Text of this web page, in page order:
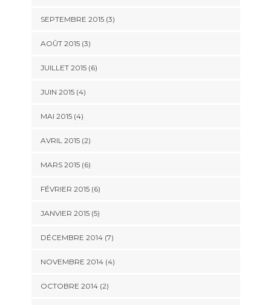
SEPTEMBRE 2015(3)
AOÛT 2015(3)
JUILLET 2015(6)
JUIN 2015(4)
MAI 2015(4)
AVRIL 2015(2)
MARS 2015(6)
FÉVRIER 2015(6)
JANVIER 2015(5)
DÉCEMBRE 2014(7)
NOVEMBRE 2014(4)
OCTOBRE 2014(2)